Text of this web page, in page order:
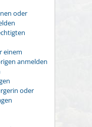
oder
einem
anmelden
oder